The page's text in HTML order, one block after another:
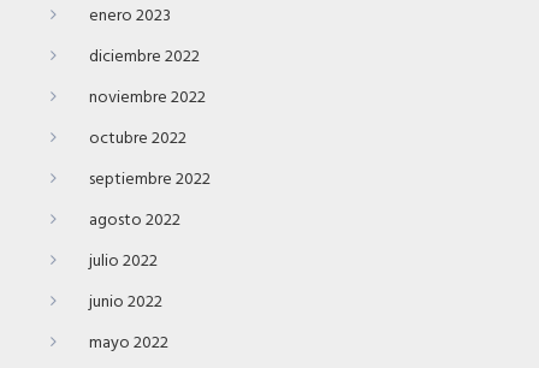
enero 2023
diciembre 2022
noviembre 2022
octubre 2022
septiembre 2022
agosto 2022
julio 2022
junio 2022
mayo 2022